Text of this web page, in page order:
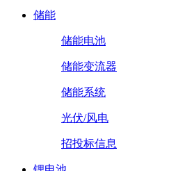
储能
储能电池
储能变流器
储能系统
光伏/风电
招投标信息